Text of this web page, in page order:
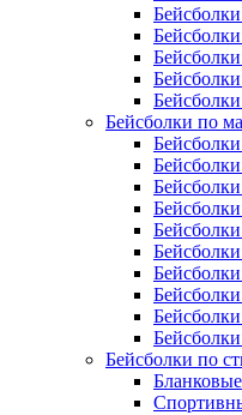
Бейсболки по
Бейсболки по
Бланковые